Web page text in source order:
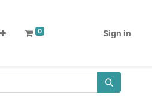
0 Sign in